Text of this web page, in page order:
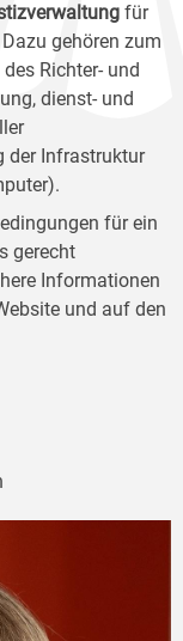
für
gehören zum
Richter- und
dienst- und
der Infrastruktur
für ein
gerecht
Informationen
und auf den